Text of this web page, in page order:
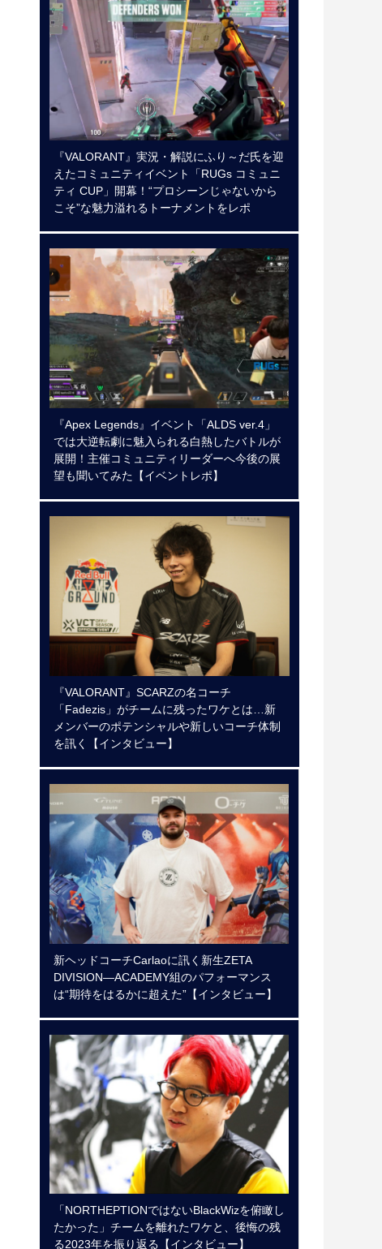
『VALORANT』実況・解説にふり～だ氏を迎
えたコミュニティイベント「RUGs コミュニ
ティ CUP」開幕！“プロシーンじゃないから
こそ”な魅力溢れるトーナメントをレポ
『Apex Legends』イベント「ALDS ver.4」
では大逆転劇に魅入られる白熱したバトルが
展開！主催コミュニティリーダーへ今後の展
望も聞いてみた【イベントレポ】
『VALORANT』SCARZの名コーチ
「Fadezis」がチームに残ったワケとは…新
メンバーのポテンシャルや新しいコーチ体制
を訊く【インタビュー】
新ヘッドコーチCarlaoに訊く新生ZETA
DIVISION―ACADEMY組のパフォーマンス
は“期待をはるかに超えた”【インタビュー】
「NORTHEPTIONではないBlackWizを俯瞰し
たかった」チームを離れたワケと、後悔の残
る2023年を振り返る【インタビュー】